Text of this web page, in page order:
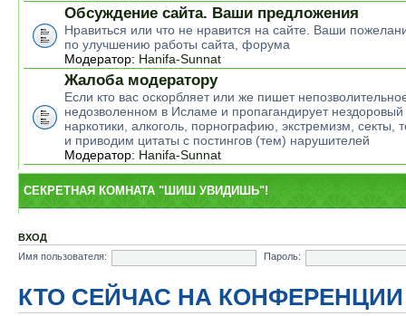
Обсуждение сайта. Ваши предложения
Нравиться или что не нравится на сайте. Ваши
по улучшению работы сайта, форума
Модератор: Hanifa-Sunnat
Жалоба модератору
Если кто вас оскорбляет или же пишет
недозволенном в Исламе и пропагандирует
наркотики, алкоголь, порнографию, экстремизм, секты,
и приводим цитаты с постингов (тем) нарушителей
Модератор: Hanifa-Sunnat
СЕКРЕТНАЯ КОМНАТА "ШИШ УВИДИШЬ"!
ВХОД
Имя пользователя:
Пароль:
КТО СЕЙЧАС НА КОНФЕРЕНЦИИ